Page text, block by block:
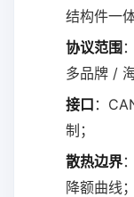
结构件一
协议范围
多品牌 /
接口 ：
制；
散热边界
降额曲线；